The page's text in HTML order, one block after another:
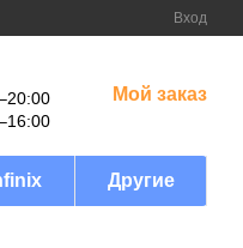
Вход
Мой заказ
Другие